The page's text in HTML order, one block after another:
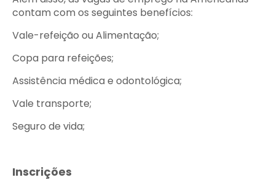
contam com os seguintes benefícios:
Vale-refeição ou Alimentação;
Copa para refeições;
Assistência médica e odontológica;
Vale transporte;
Seguro de vida;
Inscrições